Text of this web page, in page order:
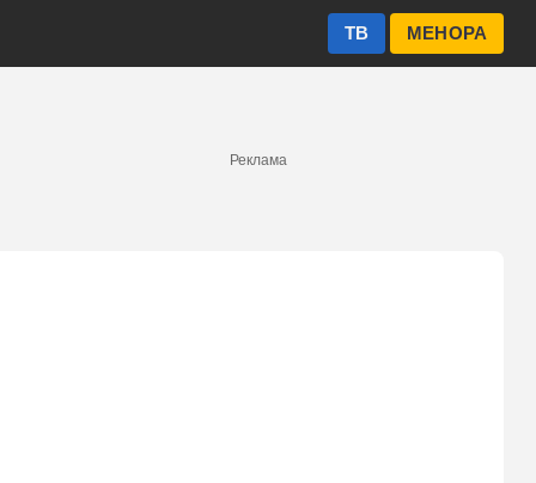
МЕНОРА
ТВ
Реклама